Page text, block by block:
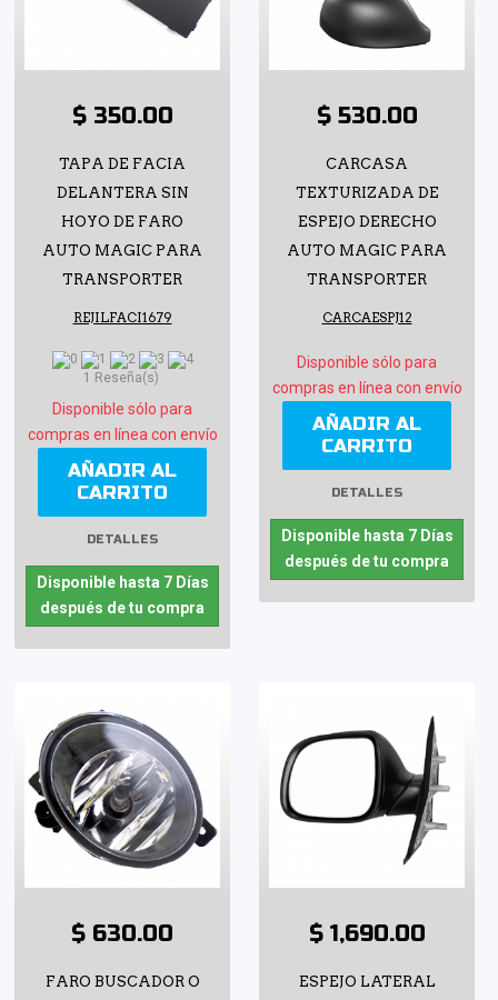
$ 350.00
TAPA DE FACIA
DELANTERA SIN
HOYO DE FARO
AUTO MAGIC PARA
TRANSPORTER
REJILFACI1679
1 Reseña(s)
Disponible sólo para
compras en línea con envío
AÑADIR AL
CARRITO
DETALLES
Disponible hasta 7 Días
después de tu compra
$ 530.00
CARCASA
TEXTURIZADA DE
ESPEJO DERECHO
AUTO MAGIC PARA
TRANSPORTER
CARCAESPJ12
Disponible sólo para
compras en línea con envío
AÑADIR AL
CARRITO
DETALLES
Disponible hasta 7 Días
después de tu compra
$ 630.00
FARO BUSCADOR O
$ 1,690.00
ESPEJO LATERAL